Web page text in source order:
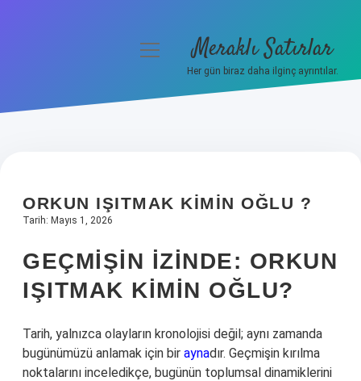
Hakkımızda
menüyü
Meraklı Satırlar
Her gün biraz daha ilginç ayrıntılar.
ORKUN IŞITMAK KIMIN OĞLU ?
Tarih: Mayıs 1, 2026
GEÇMIŞIN İZINDE: ORKUN
IŞITMAK KIMIN OĞLU?
Tarih, yalnızca olayların kronolojisi değil; aynı zamanda
bugünümüzü anlamak için bir aynadır. Geçmişin kırılma
noktalarını inceledikçe, bugünün toplumsal dinamiklerini